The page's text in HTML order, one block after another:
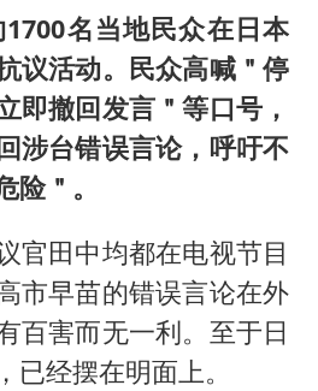
名当地民众在日本
议活动。民众高喊＂停
即撤回发言＂等口号，
涉台错误言论，呼吁不
＂。
官田中均都在电视节目
市早苗的错误言论在外
百害而无一利。至于日
经摆在明面上。